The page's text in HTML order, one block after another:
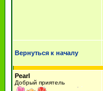
Вернуться к началу
Pearl
Добрый приятель